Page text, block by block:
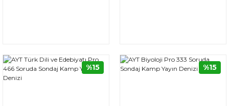
%15 %15